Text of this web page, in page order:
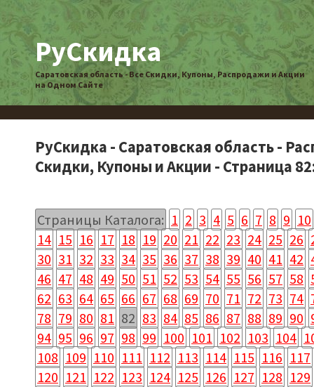
РуСкидка
Саратовская область - Все Скидки, Купоны, Распродажи и Акции
на Одном Сайте
РуСкидка - Саратовская область -
Скидки, Купоны и Акции - Страница
Страницы Каталога: 1 2 3 4 5 6 7 8 9 10
14 15 16 17 18 19 20 21 22 23 24 25 26
30 31 32 33 34 35 36 37 38 39 40 41 42
46 47 48 49 50 51 52 53 54 55 56 57 58
62 63 64 65 66 67 68 69 70 71 72 73 74
78 79 80 81 82 83 84 85 86 87 88 89 90
94 95 96 97 98 99 100 101 102 103 104
108 109 110 111 112 113 114 115 116 117
120 121 122 123 124 125 126 127 128 129